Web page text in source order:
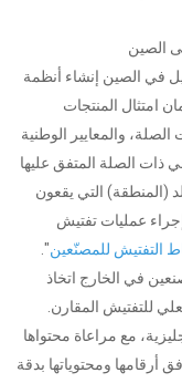
في الصين إنشاء أنظمة
امتثال المنتجات
والمعايير الوطنية
ذات الصلة المتفق عليها
(المنطقة) التي يقعون
عمليات تفتيش
التفتيش للمصنّعين".
في الخارج اتخاذ
للتفتيش المقارن.
مع مراعاة محتواها
أرقامها ومحتوياتها بدقة